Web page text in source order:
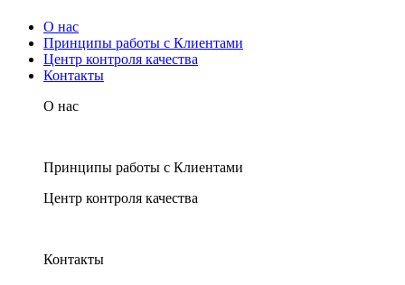
О нас
Принципы работы с Клиентами
Центр контроля качества
Контакты
О нас
Принципы работы с Клиентами
Центр контроля качества
Контакты